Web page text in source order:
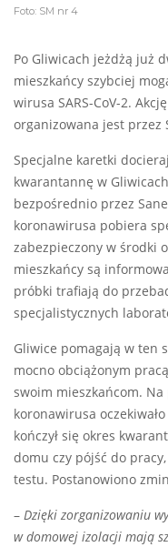
Foto: SM nr 4
Po Gliwicach jeżdżą już
mieszkańcy szybciej
wirusa SARS-CoV-2.
organizowana jest przez
Specjalne karetki
kwarantannę w
bezpośrednio przez
koronawirusa pobiera
zabezpieczony w środki
mieszkańcy są
próbki trafiają do
specjalistycznych
Gliwice pomagają w ten
mocno obciążonym
swoim mieszkańcom.
koronawirusa
kończył się okres
domu czy pójść do
testu. Postanowiono
– Dzięki zorganizowaniu
w domowej izolacji mają